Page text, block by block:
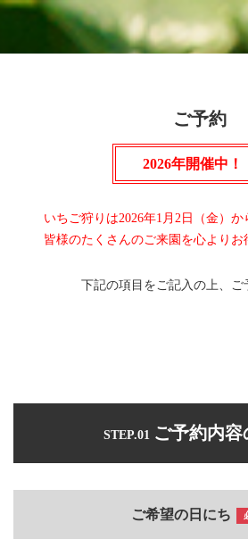
ご予約
2026年開催中！
いちご狩りは2026年1月2日（金）か
皆様のたくさんのご来園を心よりお
下記の項目をご記入の上、ご
STEP.01 ご予約内容
ご希望の日にち